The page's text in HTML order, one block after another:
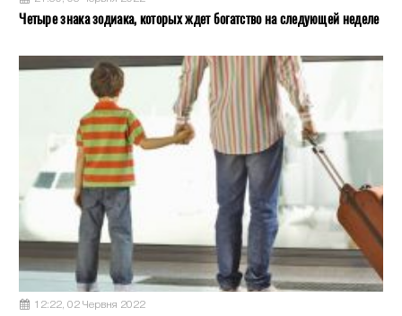
Четыре знака зодиака, которых ждет богатство на следующей неделе
12:22, 02 Червня 2022